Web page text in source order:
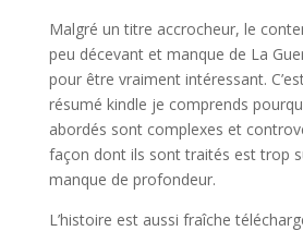
Malgré un titre accrocheur, le
peu décevant et manque de La
pour être vraiment intéressant.
résumé kindle je comprends
abordés sont complexes et
façon dont ils sont traités est trop
manque de profondeur.
L’histoire est aussi fraîche